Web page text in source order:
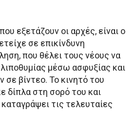
εξετάζουν οι αρχές, είναι ο
σε επικίνδυνη
που θέλει τους νέους να
μέσω ασφυξίας και
σε βίντεο. Το κινητό του
δίπλα στη σορό του και
τις τελευταίες